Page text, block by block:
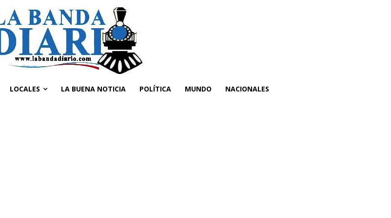
LOCALES LA BUENA NOTICIA POLÍTICA MUNDO NACIONALES